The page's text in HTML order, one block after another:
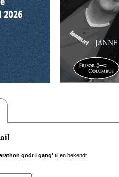
godt i gang' til en bekendt